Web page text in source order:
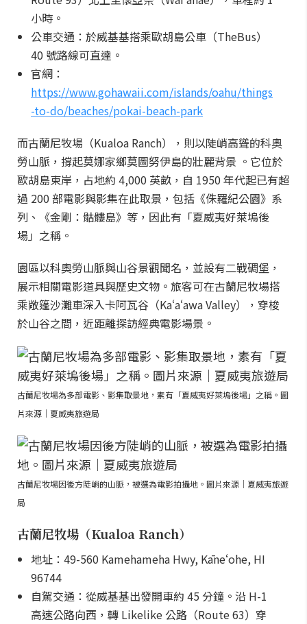
小時。
公車交通：於威基基搭乘歐胡島公車（TheBus）
40 號路線可直達。
官網：
https://www.gohawaii.com/islands/oahu/things
-to-do/beaches/pokai-beach-park
而古蘭尼牧場（Kualoa Ranch），則以陡峭高聳的科奧
勞山脈，撐起莫娜家鄉莫圖努伊島的壯麗背景 。它位於
歐胡島東岸，占地約 4,000 英畝，自 1950 年代起已有超
過 200 部電影與影集在此取景，包括《侏羅紀公園》系
列、《金剛：骷髏島》等，因此有「夏威夷好萊塢後
場」之稱。
園區以科奧勞山脈與山谷景觀聞名，並設有二戰碉堡，
展示相關電影道具與歷史文物。旅客可在古蘭尼牧場搭
乘敞篷沙灘車深入卡阿瓦谷（Kaʻaʻawa Valley），穿梭
於山谷之間，近距離探訪經典電影場景。
古蘭尼牧場為多部電影、影集取景地，素有「夏威夷好萊塢後場」之稱。圖
片來源｜夏威夷旅遊局
古蘭尼牧場因後方陡峭的山脈，被選為電影拍攝地。圖片來源｜夏威夷旅遊
局
古蘭尼牧場（Kualoa Ranch）
地址：49-560 Kamehameha Hwy, Kāneʻohe, HI
96744
自駕交通：從威基基出發開車約 45 分鐘。沿 H-1
高速公路向西，轉 Likelike 公路（Route 63）穿